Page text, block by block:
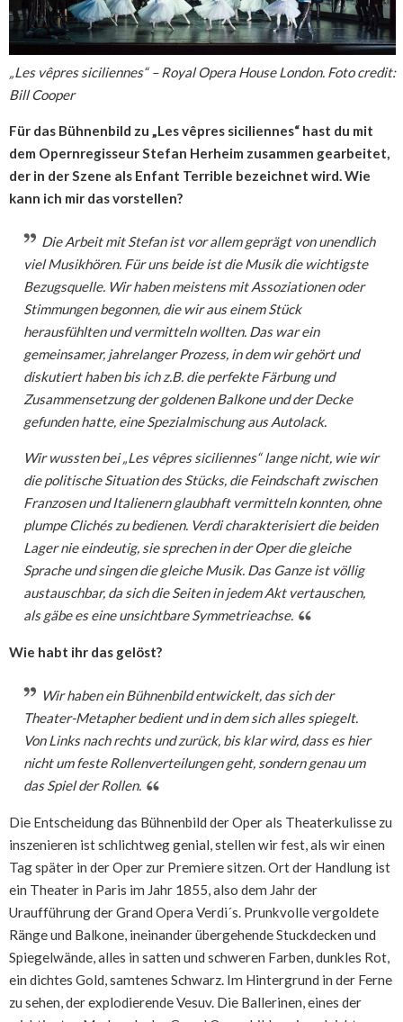
„Les vêpres siciliennes“ – Royal Opera House London. Foto credit:
Bill Cooper
Für das Bühnenbild zu „Les vêpres siciliennes“ hast du mit
dem Opernregisseur Stefan Herheim zusammen gearbeitet,
der in der Szene als Enfant Terrible bezeichnet wird. Wie
kann ich mir das vorstellen?
Die Arbeit mit Stefan ist vor allem geprägt von unendlich
viel Musikhören. Für uns beide ist die Musik die wichtigste
Bezugsquelle. Wir haben meistens mit Assoziationen oder
Stimmungen begonnen, die wir aus einem Stück
herausfühlten und vermitteln wollten. Das war ein
gemeinsamer, jahrelanger Prozess, in dem wir gehört und
diskutiert haben bis ich z.B. die perfekte Färbung und
Zusammensetzung der goldenen Balkone und der Decke
gefunden hatte, eine Spezialmischung aus Autolack.
Wir wussten bei „Les vêpres siciliennes“ lange nicht, wie wir
die politische Situation des Stücks, die Feindschaft zwischen
Franzosen und Italienern glaubhaft vermitteln konnten, ohne
plumpe Clichés zu bedienen. Verdi charakterisiert die beiden
Lager nie eindeutig, sie sprechen in der Oper die gleiche
Sprache und singen die gleiche Musik. Das Ganze ist völlig
austauschbar, da sich die Seiten in jedem Akt vertauschen,
als gäbe es eine unsichtbare Symmetrieachse.
Wie habt ihr das gelöst?
Wir haben ein Bühnenbild entwickelt, das sich der
Theater-Metapher bedient und in dem sich alles spiegelt.
Von Links nach rechts und zurück, bis klar wird, dass es hier
nicht um feste Rollenverteilungen geht, sondern genau um
das Spiel der Rollen.
Die Entscheidung das Bühnenbild der Oper als Theaterkulisse zu
inszenieren ist schlichtweg genial, stellen wir fest, als wir einen
Tag später in der Oper zur Premiere sitzen. Ort der Handlung ist
ein Theater in Paris im Jahr 1855, also dem Jahr der
Uraufführung der Grand Opera Verdi´s. Prunkvolle vergoldete
Ränge und Balkone, ineinander übergehende Stuckdecken und
Spiegelwände, alles in satten und schweren Farben, dunkles Rot,
ein dichtes Gold, samtenes Schwarz. Im Hintergrund in der Ferne
zu sehen, der explodierende Vesuv. Die Ballerinen, eines der